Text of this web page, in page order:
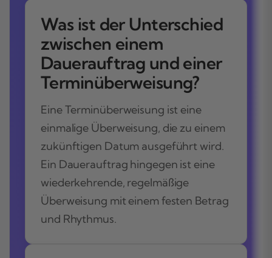
Was ist der Unterschied
zwischen einem
Dauerauftrag und einer
Terminüberweisung?
Eine Terminüberweisung ist eine
einmalige Überweisung, die zu einem
zukünftigen Datum ausgeführt wird.
Ein Dauerauftrag hingegen ist eine
wiederkehrende, regelmäßige
Überweisung mit einem festen Betrag
und Rhythmus.